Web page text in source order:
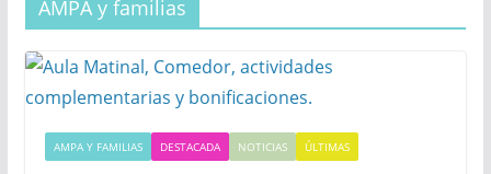
AMPA y familias
AMPA Y FAMILIAS DESTACADA NOTICIAS ÚLTIMAS